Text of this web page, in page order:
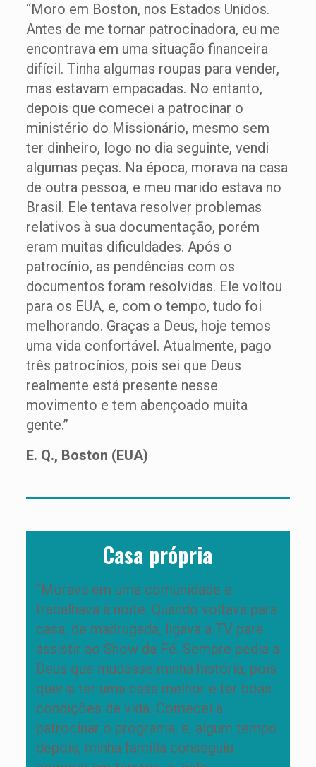
“Moro em Boston, nos Estados Unidos.
Antes de me tornar patrocinadora, eu me
encontrava em uma situação financeira
difícil. Tinha algumas roupas para vender,
mas estavam empacadas. No entanto,
depois que comecei a patrocinar o
ministério do Missionário, mesmo sem
ter dinheiro, logo no dia seguinte, vendi
algumas peças. Na época, morava na casa
de outra pessoa, e meu marido estava no
Brasil. Ele tentava resolver problemas
relativos à sua documentação, porém
eram muitas dificuldades. Após o
patrocínio, as pendências com os
documentos foram resolvidas. Ele voltou
para os EUA, e, com o tempo, tudo foi
melhorando. Graças a Deus, hoje temos
uma vida confortável. Atualmente, pago
três patrocínios, pois sei que Deus
realmente está presente nesse
movimento e tem abençoado muita
gente.”
E. Q., Boston (EUA)
Casa própria
“Morava em uma comunidade e
trabalhava à noite. Quando voltava para
casa, de madrugada, ligava a TV para
assistir ao Show da Fé. Sempre pedia a
Deus que mudasse minha história, pois
queria ter uma casa melhor e ter boas
condições de vida. Comecei a
patrocinar o programa, e, algum tempo
depois, minha família conseguiu